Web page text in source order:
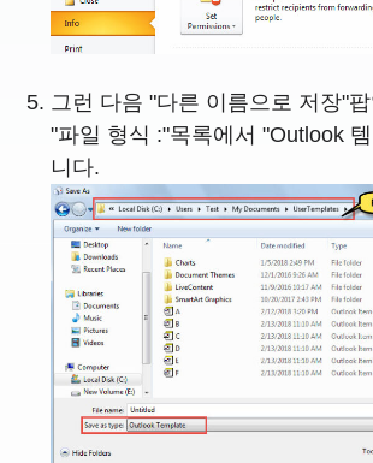
그런 다음 "다른 이름으로 저장"
"파일 형식 :"목록에서 "Outlook
니다.